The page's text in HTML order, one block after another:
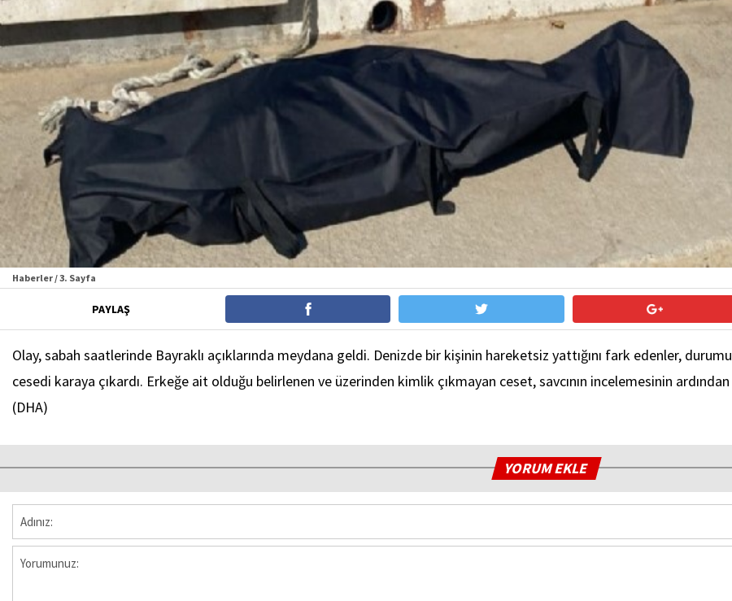
Haberler / 3. Sayfa
PAYLAŞ
Olay, sabah saatlerinde Bayraklı açıklarında meydana geldi. Denizde bir kişinin hareketsiz yattığını fark edenler,
cesedi karaya çıkardı. Erkeğe ait olduğu belirlenen ve üzerinden kimlik çıkmayan ceset, savcının incelemesinin
(DHA)
YORUM EKLE